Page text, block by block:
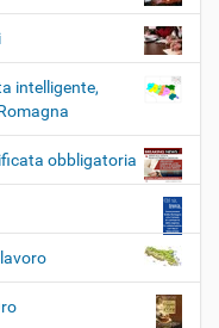
intelligente,
obbligatoria